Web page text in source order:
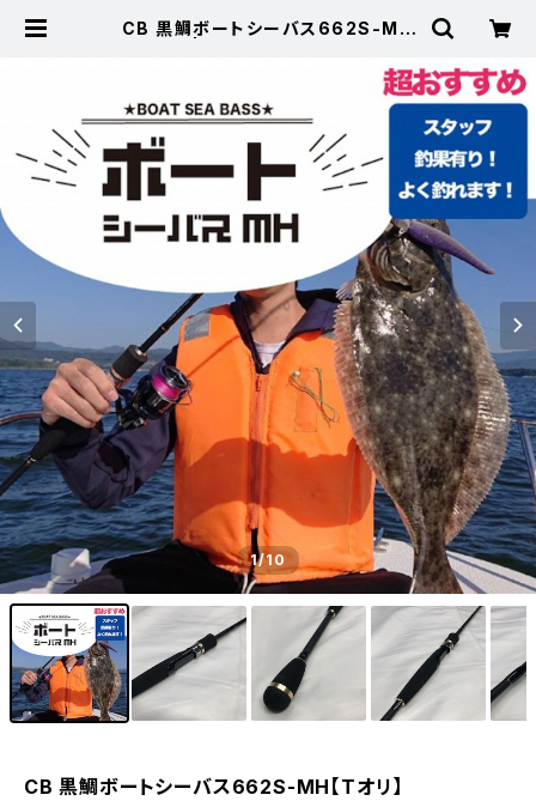
CB 黒鯛ボートシーバス662S-MH
1/10
CB 黒鯛ボートシーバス662S-MH【Tオリ】